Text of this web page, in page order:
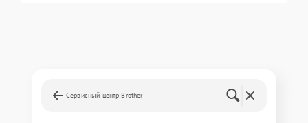
Сервисный центр Brother